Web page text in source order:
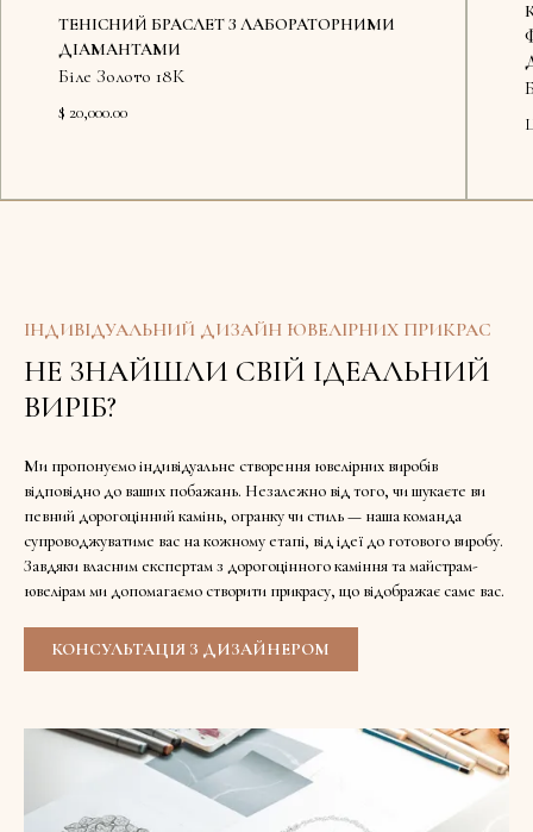
ТЕНІСНИЙ БРАСЛЕТ З ЛАБОРАТОРНИМИ
ДІАМАНТАМИ
Біле Золото 18К
$ 20,000.00
ІНДИВІДУАЛЬНИЙ ДИЗАЙН ЮВЕЛІРНИХ ПРИКРАС
НЕ ЗНАЙШЛИ СВІЙ ІДЕАЛЬНИЙ
ВИРІБ?
Ми пропонуємо індивідуальне створення ювелірних виробів
відповідно до ваших побажань. Незалежно від того, чи шукаєте ви
певний дорогоцінний камінь, огранку чи стиль — наша команда
супроводжуватиме вас на кожному етапі, від ідеї до готового виробу.
Завдяки власним експертам з дорогоцінного каміння та майстрам-
ювелірам ми допомагаємо створити прикрасу, що відображає саме вас.
КОНСУЛЬТАЦІЯ З ДИЗАЙНЕРОМ